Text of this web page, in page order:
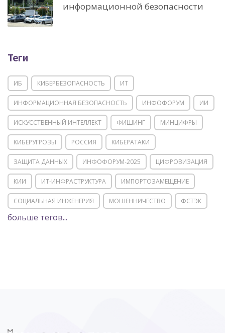
информационной безопасности
Теги
ИБ КИБЕРБЕЗОПАСНОСТЬ ИТ
ИНФОРМАЦИОННАЯ БЕЗОПАСНОСТЬ ИНФОФОРУМ ИИ
ИСКУССТВЕННЫЙ ИНТЕЛЛЕКТ ФИШИНГ МИНЦИФРЫ
КИБЕРУГРОЗЫ РОССИЯ КИБЕРАТАКИ
ЗАЩИТА ДАННЫХ ИНФОФОРУМ-2025 ЦИФРОВИЗАЦИЯ
КИИ ИТ-ИНФРАСТРУКТУРА ИМПОРТОЗАМЕЩЕНИЕ
СОЦИАЛЬНАЯ ИНЖЕНЕРИЯ МОШЕННИЧЕСТВО ФСТЭК
POSITIVE TECHNOLOGIES
больше тегов...